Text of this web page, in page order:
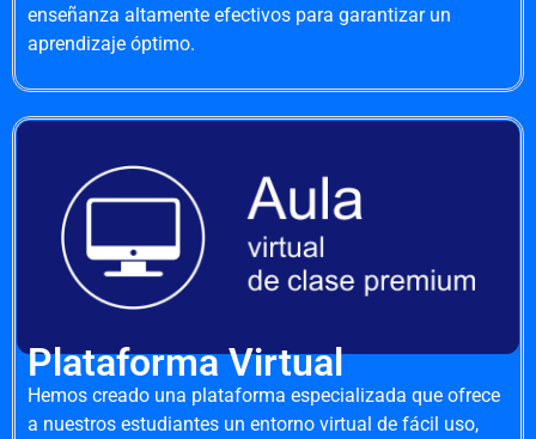
enseñanza altamente efectivos para garantizar un
aprendizaje óptimo.
Plataforma Virtual
Hemos creado una plataforma especializada que ofrece
a nuestros estudiantes un entorno virtual de fácil uso,